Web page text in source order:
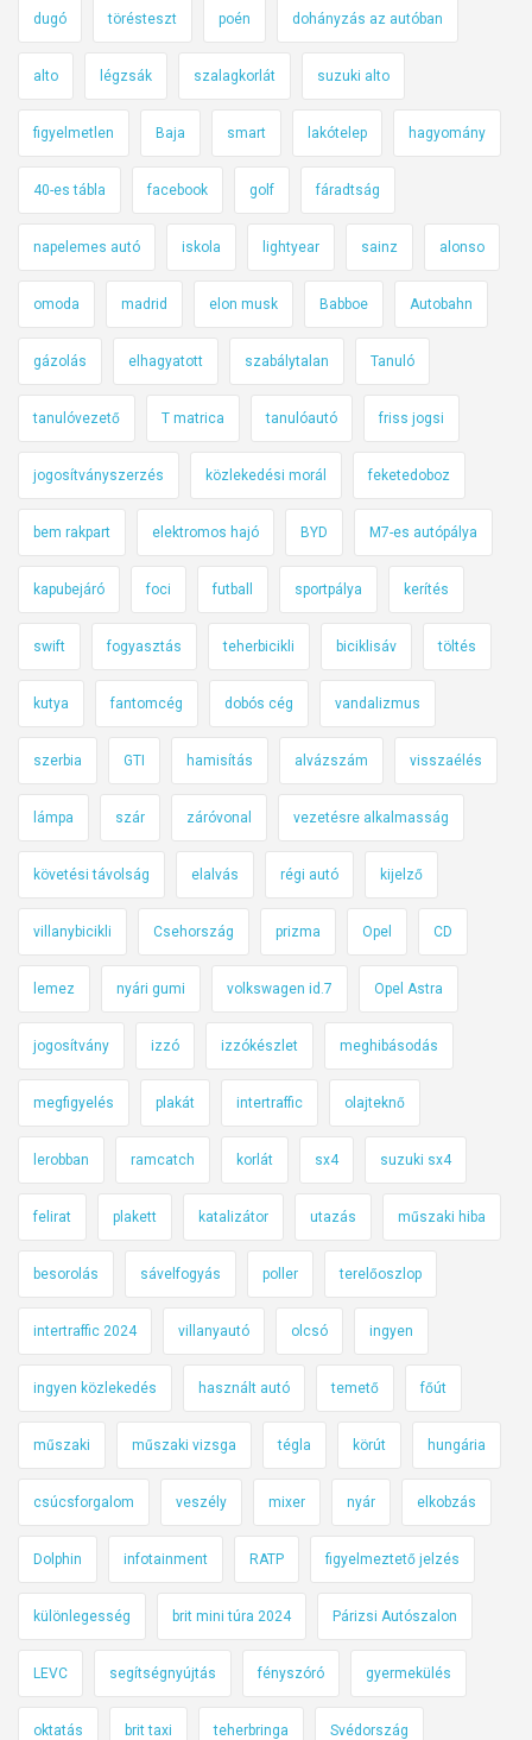
dugó törésteszt poén dohányzás az autóban
alto légzsák szalagkorlát suzuki alto
figyelmetlen Baja smart lakótelep hagyomány
40-es tábla facebook golf fáradtság
napelemes autó iskola lightyear sainz alonso
omoda madrid elon musk Babboe Autobahn
gázolás elhagyatott szabálytalan Tanuló
tanulóvezető T matrica tanulóautó friss jogsi
jogosítványszerzés közlekedési morál feketedoboz
bem rakpart elektromos hajó BYD M7-es autópálya
kapubejáró foci futball sportpálya kerítés
swift fogyasztás teherbicikli biciklisáv töltés
kutya fantomcég dobós cég vandalizmus
szerbia GTI hamisítás alvázszám visszaélés
lámpa szár záróvonal vezetésre alkalmasság
követési távolság elalvás régi autó kijelző
villanybicikli Csehország prizma Opel CD
lemez nyári gumi volkswagen id.7 Opel Astra
jogosítvány izzó izzókészlet meghibásodás
megfigyelés plakát intertraffic olajteknő
lerobban ramcatch korlát sx4 suzuki sx4
felirat plakett katalizátor utazás műszaki hiba
besorolás sávelfogyás poller terelőoszlop
intertraffic 2024 villanyautó olcsó ingyen
ingyen közlekedés használt autó temető főút
műszaki műszaki vizsga tégla körút hungária
csúcsforgalom veszély mixer nyár elkobzás
Dolphin infotainment RATP figyelmeztető jelzés
különlegesség brit mini túra 2024 Párizsi Autószalon
LEVC segítségnyújtás fényszóró gyermekülés
oktatás brit taxi teherbringa Svédország